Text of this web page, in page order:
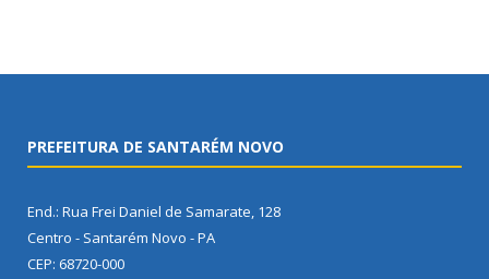
PREFEITURA DE SANTARÉM NOVO
End.: Rua Frei Daniel de Samarate, 128
Centro - Santarém Novo - PA
CEP: 68720-000